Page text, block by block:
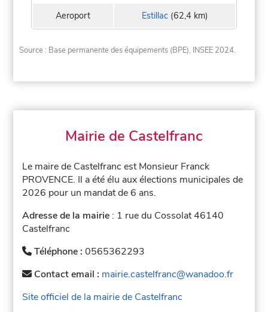
Aeroport Estillac(62,4 km)
Source : Base permanente des équipements (BPE), INSEE 2024.
Mairie de Castelfranc
Le maire de Castelfranc est Monsieur Franck
PROVENCE. Il a été élu aux élections municipales de
2026 pour un mandat de 6 ans.
Adresse de la mairie : 1 rue du Cossolat 46140
Castelfranc
Téléphone :0565362293
Contact email : mairie.castelfranc@wanadoo.fr
Site officiel de la mairie de Castelfranc